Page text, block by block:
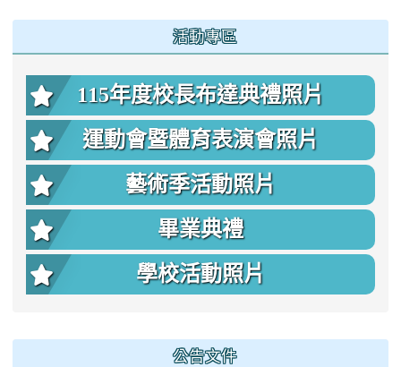
活動專區
115年度校長布達典禮照片
運動會暨體育表演會照片
藝術季活動照片
畢業典禮
學校活動照片
公告文件